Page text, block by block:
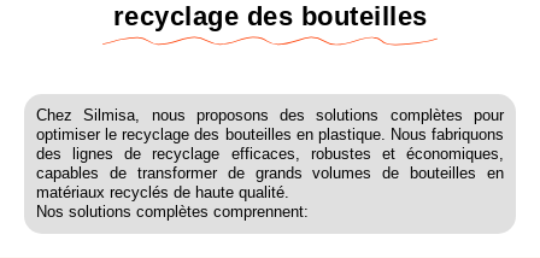
recyclage des bouteilles
Chez Silmisa, nous proposons des solutions complètes pour
optimiser le recyclage des bouteilles en plastique. Nous fabriquons
des lignes de recyclage efficaces, robustes et économiques,
capables de transformer de grands volumes de bouteilles en
matériaux recyclés de haute qualité.
Nos solutions complètes comprennent: